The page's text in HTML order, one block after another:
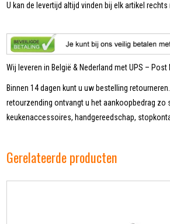
U kan de levertijd altijd vinden bij elk artikel
Wij leveren in België & Nederland met UPS –
Binnen 14 dagen kunt u uw bestelling
retourzending ontvangt u het aankoopbedrag zo
keukenaccessoires, handgereedschap,
Gerelateerde producten